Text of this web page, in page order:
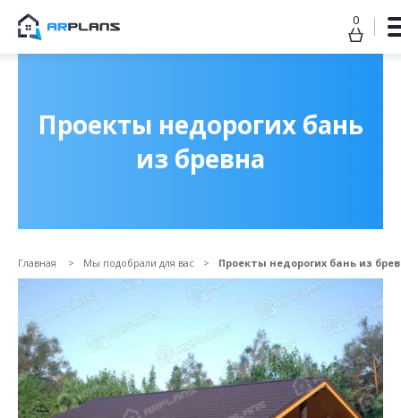
0
Проекты недорогих бань
из бревна
Главная Мы подобрали для вас Проекты недорогих бань из
Прикрепить файл
ОФОРМИТЬ ЗАКАЗ